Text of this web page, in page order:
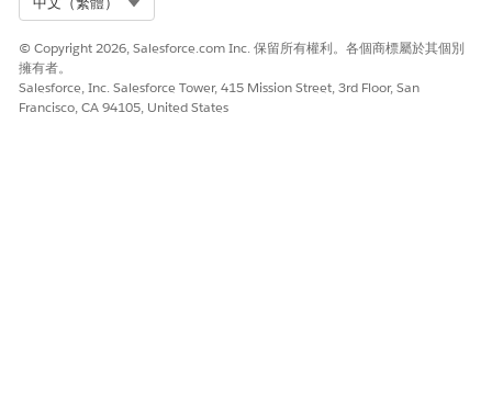
© Copyright 2026, Salesforce.com Inc. 保留所有權利。各個商標屬於其個別
擁有者。
Salesforce, Inc. Salesforce Tower, 415 Mission Street, 3rd Floor, San
Francisco, CA 94105, United States